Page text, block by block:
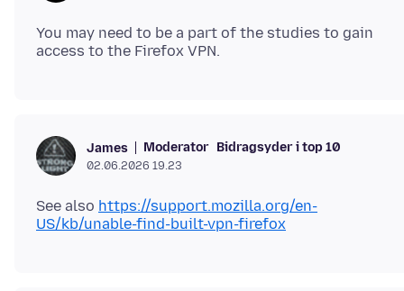
You may need to be a part of the studies to gain
James Moderator Bidragsyder i top 10
02.06.2026 19.23
See also https://support.mozilla.org/en-
US/kb/unable-find-built-vpn-firefox